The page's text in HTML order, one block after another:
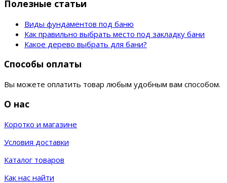
Полезные статьи
Виды фундаментов под баню
Как правильно выбрать место под закладку бани
Какое дерево выбрать для бани?
Способы оплаты
Вы можете оплатить товар любым удобным вам способом.
О нас
Коротко и магазине
Условия доставки
Каталог товаров
Как нас найти